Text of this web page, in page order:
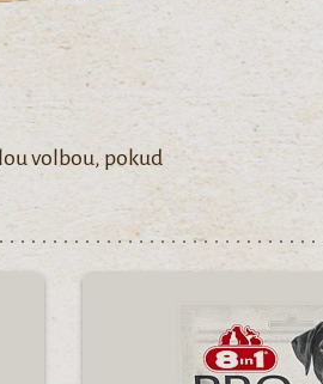
volbou, pokud